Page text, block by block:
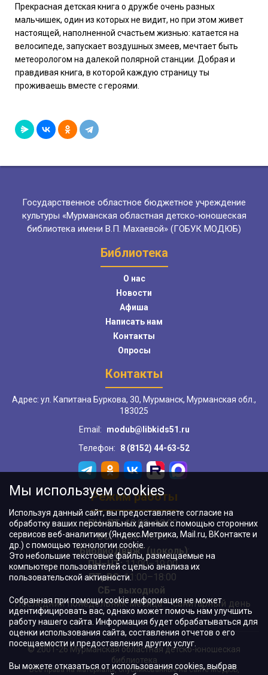
Прекрасная детская книга о дружбе очень разных
мальчишек, один из которых не видит, но при этом живет
настоящей, наполненной счастьем жизнью: катается на
велосипеде, запускает воздушных змеев, мечтает быть
метеорологом на далекой полярной станции. Добрая и
правдивая книга, в которой каждую страницу ты
проживаешь вместе с героями.
Государственное областное бюджетное учреждение
культуры «Мурманская областная детско-юношеская
библиотека имени В.П. Махаевой» (ГОБУК МОДЮБ)
Библиотека
О нас
Новости
Афиша
Написать нам
Контакты
Опросы
Контакты
Адрес: ул. Капитана Буркова, 30, Мурманск, Мурманская обл.,
183025
Email:
modub@libkids51.ru
Телефон:
8 (8152) 44-63-52
Режим работы
ПН–ПТ:10:00–18:00
ВС:11:00–18:00
"БиблиоДвиж" (цоколь):
ПН–ЧТ:11:00–19:00
ПТ, ВС:11:00–18:00
СБ– выходной
Последний понедельник месяца – санитарный день
© 2001-26 Мурманская областная детско-юношеская
библиотека
Все права на материалы, опубликованные на сайте МОДЮБ,
Мы используем cookies
Используя данный сайт, вы предоставляете согласие на
обработку ваших персональных данных с помощью сторонних
сервисов веб-аналитики (Яндекс.Метрика, Mail.ru, ВКонтакте и
др.) с помощью технологии cookie.
Это небольшие текстовые файлы, размещаемые на
компьютере пользователей с целью анализа их
пользовательской активности.
Собранная при помощи cookie информация не может
идентифицировать вас, однако может помочь нам улучшить
работу нашего сайта. Информация будет обрабатываться для
оценки использования сайта, составления отчетов о его
посещаемости и предоставления других услуг.
Вы можете отказаться от использования cookies, выбрав